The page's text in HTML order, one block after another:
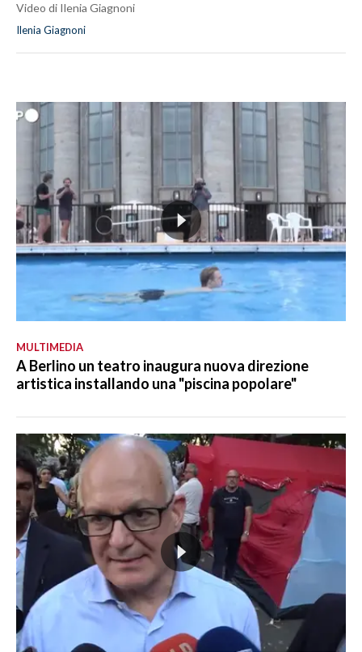
Video di Ilenia Giagnoni
Ilenia Giagnoni
MULTIMEDIA
A Berlino un teatro inaugura nuova direzione
artistica installando una "piscina popolare"